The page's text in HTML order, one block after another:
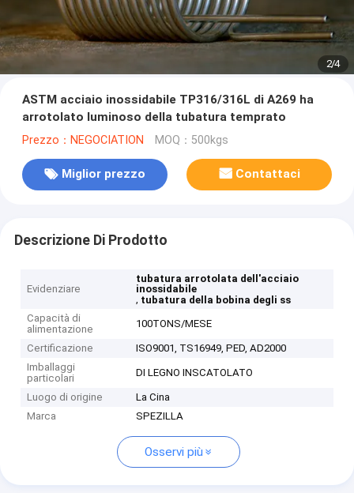
2/4
ASTM acciaio inossidabile TP316/316L di A269 ha
arrotolato luminoso della tubatura temprato
Prezzo：NEGOCIATION MOQ：500kgs
Miglior prezzo Contattaci
Descrizione Di Prodotto
Evidenziare
tubatura arrotolata dell'acciaio
inossidabile
, tubatura della bobina degli ss
Capacità di
alimentazione
100TONS/MESE
Certificazione
ISO9001, TS16949, PED, AD2000
Imballaggi
particolari
DI LEGNO INSCATOLATO
Luogo di origine
La Cina
Marca
SPEZILLA
Osservi più